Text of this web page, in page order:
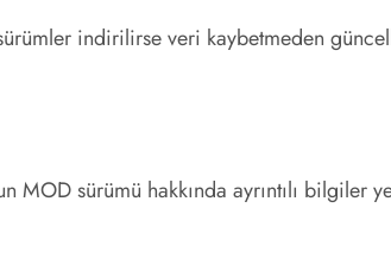
indirilirse veri kaybetmeden
MOD sürümü hakkında ayrıntılı